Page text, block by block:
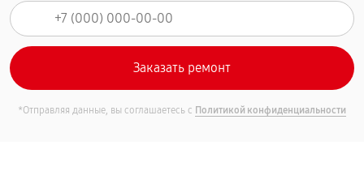
*Отправляя данные, вы соглашаетесь с Политикой конфиденциальности